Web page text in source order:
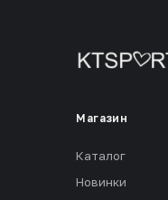
Магазин
Каталог
Новинки